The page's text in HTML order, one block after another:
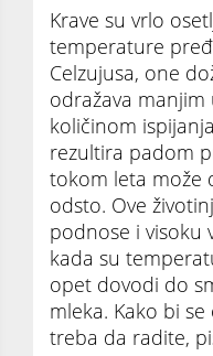
Krave su vrlo
temperature
Celzujusa, one
odražava
količinom
rezultira padom
tokom leta može
odsto. Ove
podnose i visoku
kada su
opet dovodi do
mleka. Kako bi
treba da radite,